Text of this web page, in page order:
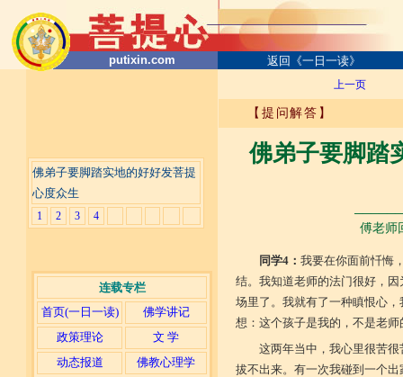
putixin.com 返回《一日一读》
佛弟子要脚踏实地的好好发菩提
心度众生
1 2 3 4
连载专栏
首页(一日一读)
佛学讲记
政策理论
文 学
动态报道
佛教心理学
上一页
【提问解答】
佛弟子要脚踏
傅老师
同学4： 我要在你面前忏悔
结。我知道老师的法门很好，
场里了。我就有了一种瞋恨心
想：这个孩子是我的，不是老
这两年当中，我心里很苦
拔不出来。有一次我碰到一个